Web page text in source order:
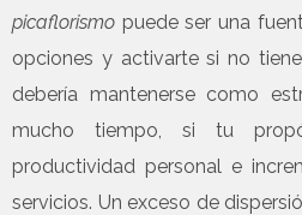
picaflorismo puede ser una
opciones y activarte si no
debería mantenerse como
mucho tiempo, si tu
productividad personal e
servicios. Un exceso de